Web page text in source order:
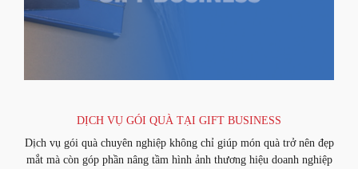
DỊCH VỤ GÓI QUÀ TẠI GIFT BUSINESS
Dịch vụ gói quà chuyên nghiệp không chỉ giúp món quà trở nên đẹp
mắt mà còn góp phần nâng tầm hình ảnh thương hiệu doanh nghiệp